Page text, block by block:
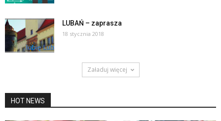
LUBAŃ – zaprasza
18 stycznia 2018
Załaduj więcej
HOT NEWS